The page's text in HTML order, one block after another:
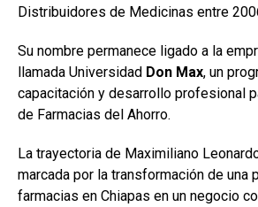
Distribuidores de Medicinas entre
Su nombre permanece ligado a la
llamada Universidad Don Max, un
capacitación y desarrollo profesional
de Farmacias del Ahorro.
La trayectoria de Maximiliano
marcada por la transformación de una
farmacias en Chiapas en un negocio